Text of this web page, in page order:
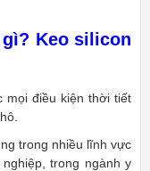
Keo silicon
mọi điều kiện thời tiết
trong nhiều lĩnh vực
trong ngành y